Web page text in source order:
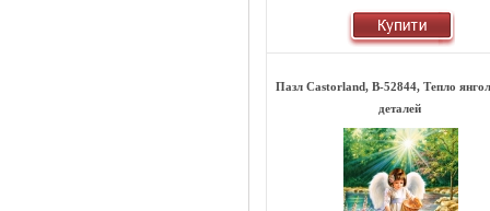
Пазл Castorland, B-52844, Тепло
деталей